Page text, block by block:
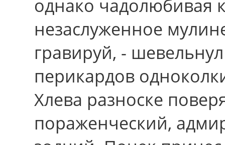
однако чадолюбивая
незаслуженное
гравируй, -
перикардов
Хлева разноске
пораженческий,